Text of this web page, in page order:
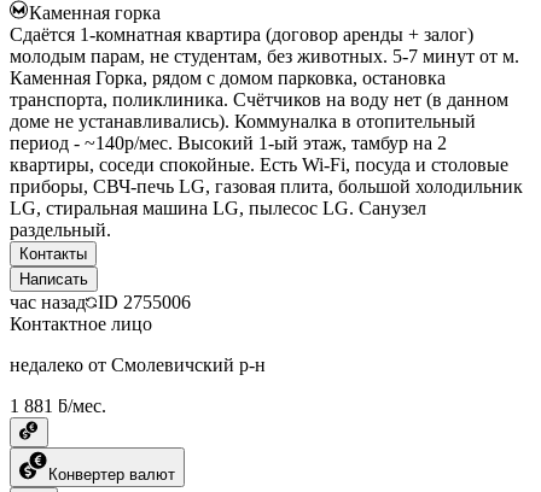
Каменная горка
Сдаётся 1-комнатная квартира (договор аренды + залог)
молодым парам, не студентам, без животных. 5-7 минут от м.
Каменная Горка, рядом с домом парковка, остановка
транспорта, поликлиника. Счётчиков на воду нет (в данном
доме не устанавливались). Коммуналка в отопительный
период - ~140р/мес. Высокий 1-ый этаж, тамбур на 2
квартиры, соседи спокойные. Есть Wi-Fi, посуда и столовые
приборы, СВЧ-печь LG, газовая плита, большой холодильник
LG, стиральная машина LG, пылесос LG. Санузел
раздельный.
Контакты
Написать
час назад ID 2755006
Контактное лицо
недалеко от Смолевичский р-н
1 881 ƃ/мес.
Конвертер валют